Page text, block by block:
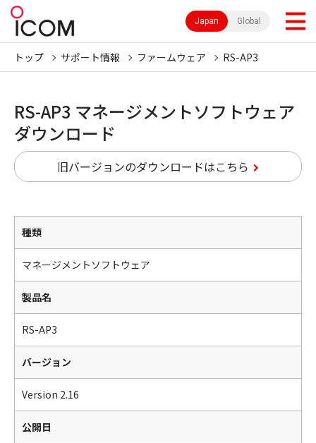
Japan Global
トップ サポート情報 ファームウェア RS-AP3
RS-AP3 マネージメントソフトウェア
ダウンロード
旧バージョンのダウンロードはこちら
種類
マネージメントソフトウェア
製品名
RS-AP3
バージョン
Version 2.16
公開日